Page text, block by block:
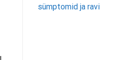
sümptomid ja ravi